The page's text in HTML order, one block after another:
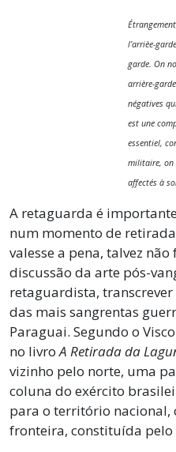
l’arrièe-
garde. On
arrière-
négatives
est une
essentiel,
militaire, on
affectés à
A retaguarda é
num momento de
valesse a pena, talvez não
discussão da arte pós-
retaguardista,
das mais sangrentas
Paraguai. Segundo o
no livroA Retirada da
vizinho pelo norte, uma
coluna do exército
para o território nacional,
fronteira, constituída pelo